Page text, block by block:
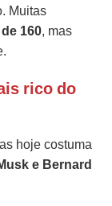
Muitas
160, mas
rico do
hoje costuma
e Bernard